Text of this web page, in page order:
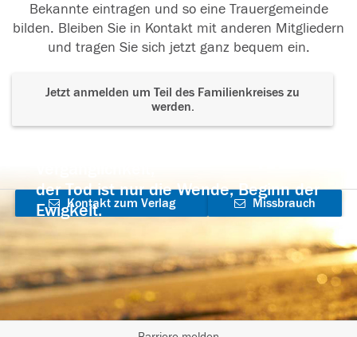
Bekannte eintragen und so eine Trauergemeinde
bilden. Bleiben Sie in Kontakt mit anderen Mitgliedern
und tragen Sie sich jetzt ganz bequem ein.
Jetzt anmelden um Teil des Familienkreises zu
werden.
der Tod ist nur die Wende, Beginn der
Ewigkeit.
Kontakt zum Verlag
aufnehmen
Missbrauch